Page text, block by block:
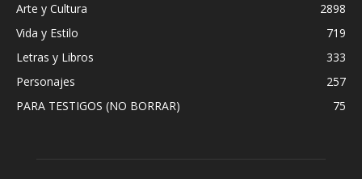
Arte y Cultura
2898
Vida y Estilo
719
Letras y Libros
333
Personajes
257
PARA TESTIGOS (NO BORRAR)
75